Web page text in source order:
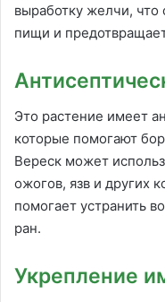
выработку желчи,
пищи и
Это растение имеет
которые помогают
Вереск может
ожогов, язв и других
помогает устранить
ран.
Укрепление